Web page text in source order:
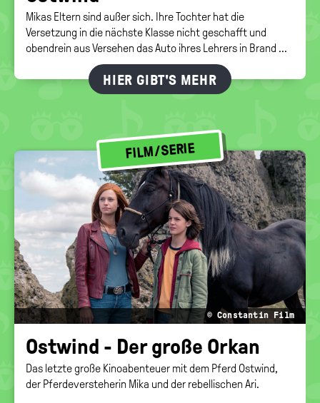
Mikas Eltern sind außer sich. Ihre Tochter hat die
Versetzung in die nächste Klasse nicht geschafft und
obendrein aus Versehen das Auto ihres Lehrers in Brand ...
HIER GIBT'S MEHR
FILM/SERIE
© Constantin Film
Ost­wind - Der große Orkan
Das letzte große Kinoabenteuer mit dem Pferd Ostwind,
der Pferdeversteherin Mika und der rebellischen Ari.